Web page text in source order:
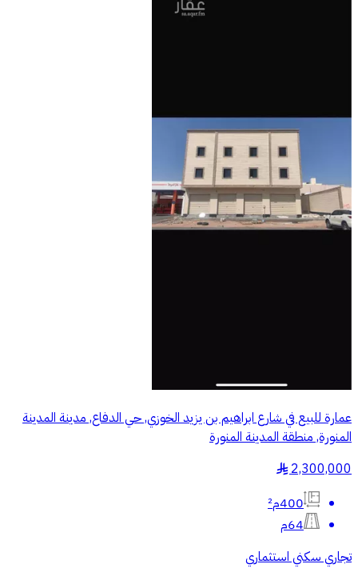
عمارة للبيع في شارع ابراهيم بن يزيد الخوزي, حي الدفاع, مدينة المدينة
المنورة, منطقة المدينة المنورة
2,300,000
§
400م²
64م
تجاري سكني استثماري